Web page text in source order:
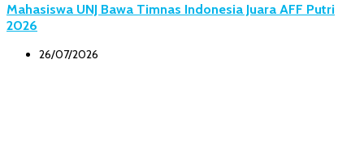
Mahasiswa UNJ Bawa Timnas Indonesia Juara AFF Putri
2026
26/07/2026